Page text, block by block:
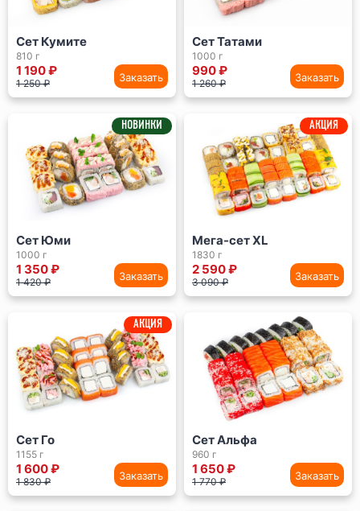
Сет Кумите
810 г
1 190 ₽
1 250 ₽ Заказать
Сет Татами
1000 г
990 ₽
1 260 ₽ Заказать
НОВИНКИ
Сет Юми
1000 г
1 350 ₽
1 420 ₽ Заказать
АКЦИЯ
Мега-сет XL
1830 г
2 590 ₽
3 090 ₽ Заказать
АКЦИЯ
Сет Го
1155 г
1 600 ₽
1 830 ₽ Заказать
Сет Альфа
960 г
1 650 ₽
1 770 ₽ Заказать